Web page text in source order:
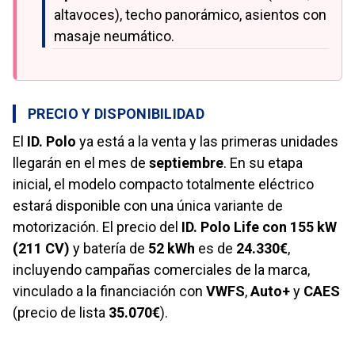
altavoces), techo panorámico, asientos con
masaje neumático.
PRECIO Y DISPONIBILIDAD
El ID. Polo ya está a la venta y las primeras unidades
llegarán en el mes de septiembre. En su etapa
inicial, el modelo compacto totalmente eléctrico
estará disponible con una única variante de
motorización. El precio del ID. Polo Life con 155 kW
(211 CV) y batería de 52 kWh es de 24.330€,
incluyendo campañas comerciales de la marca,
vinculado a la financiación con VWFS,Auto+y CAES
(precio de lista 35.070€).